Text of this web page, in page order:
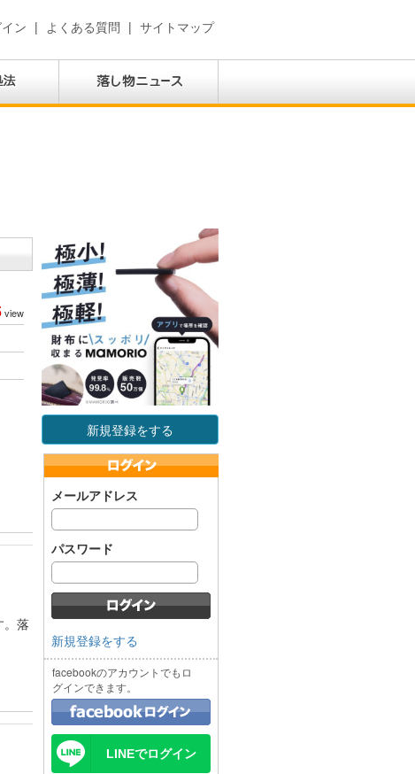
ン | よくある質問 | サイトマップ
新規登録をする
メールアドレス
パスワード
新規登録をする
facebookのアカウントでもロ
グインできます。
LINEでログイン
view
。落